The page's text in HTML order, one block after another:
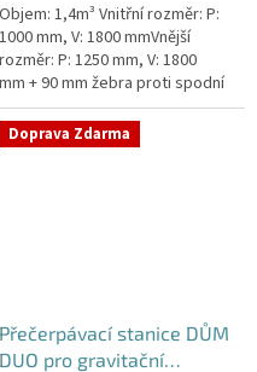
Objem: 1,4m³ Vnitřní rozměr: P:
1000 mm, V: 1800 mmVnější
rozměr: P: 1250 mm, V: 1800
mm + 90 mm žebra proti spodní
vodě + komínek Kvalitní a
výkonná přečerpávací stanice...
Doprava Zdarma
Přečerpávací stanice DŮM
DUO pro gravitační